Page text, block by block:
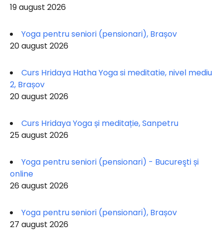
19 august 2026
Yoga pentru seniori (pensionari), Brașov
20 august 2026
Curs Hridaya Hatha Yoga si meditatie, nivel mediu
2, Brașov
20 august 2026
Curs Hridaya Yoga și meditație, Sanpetru
25 august 2026
Yoga pentru seniori (pensionari) - Bucureşti și
online
26 august 2026
Yoga pentru seniori (pensionari), Brașov
27 august 2026